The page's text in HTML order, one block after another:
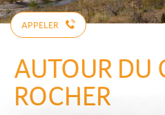
APPELER
AUTOUR DU
ROCHER